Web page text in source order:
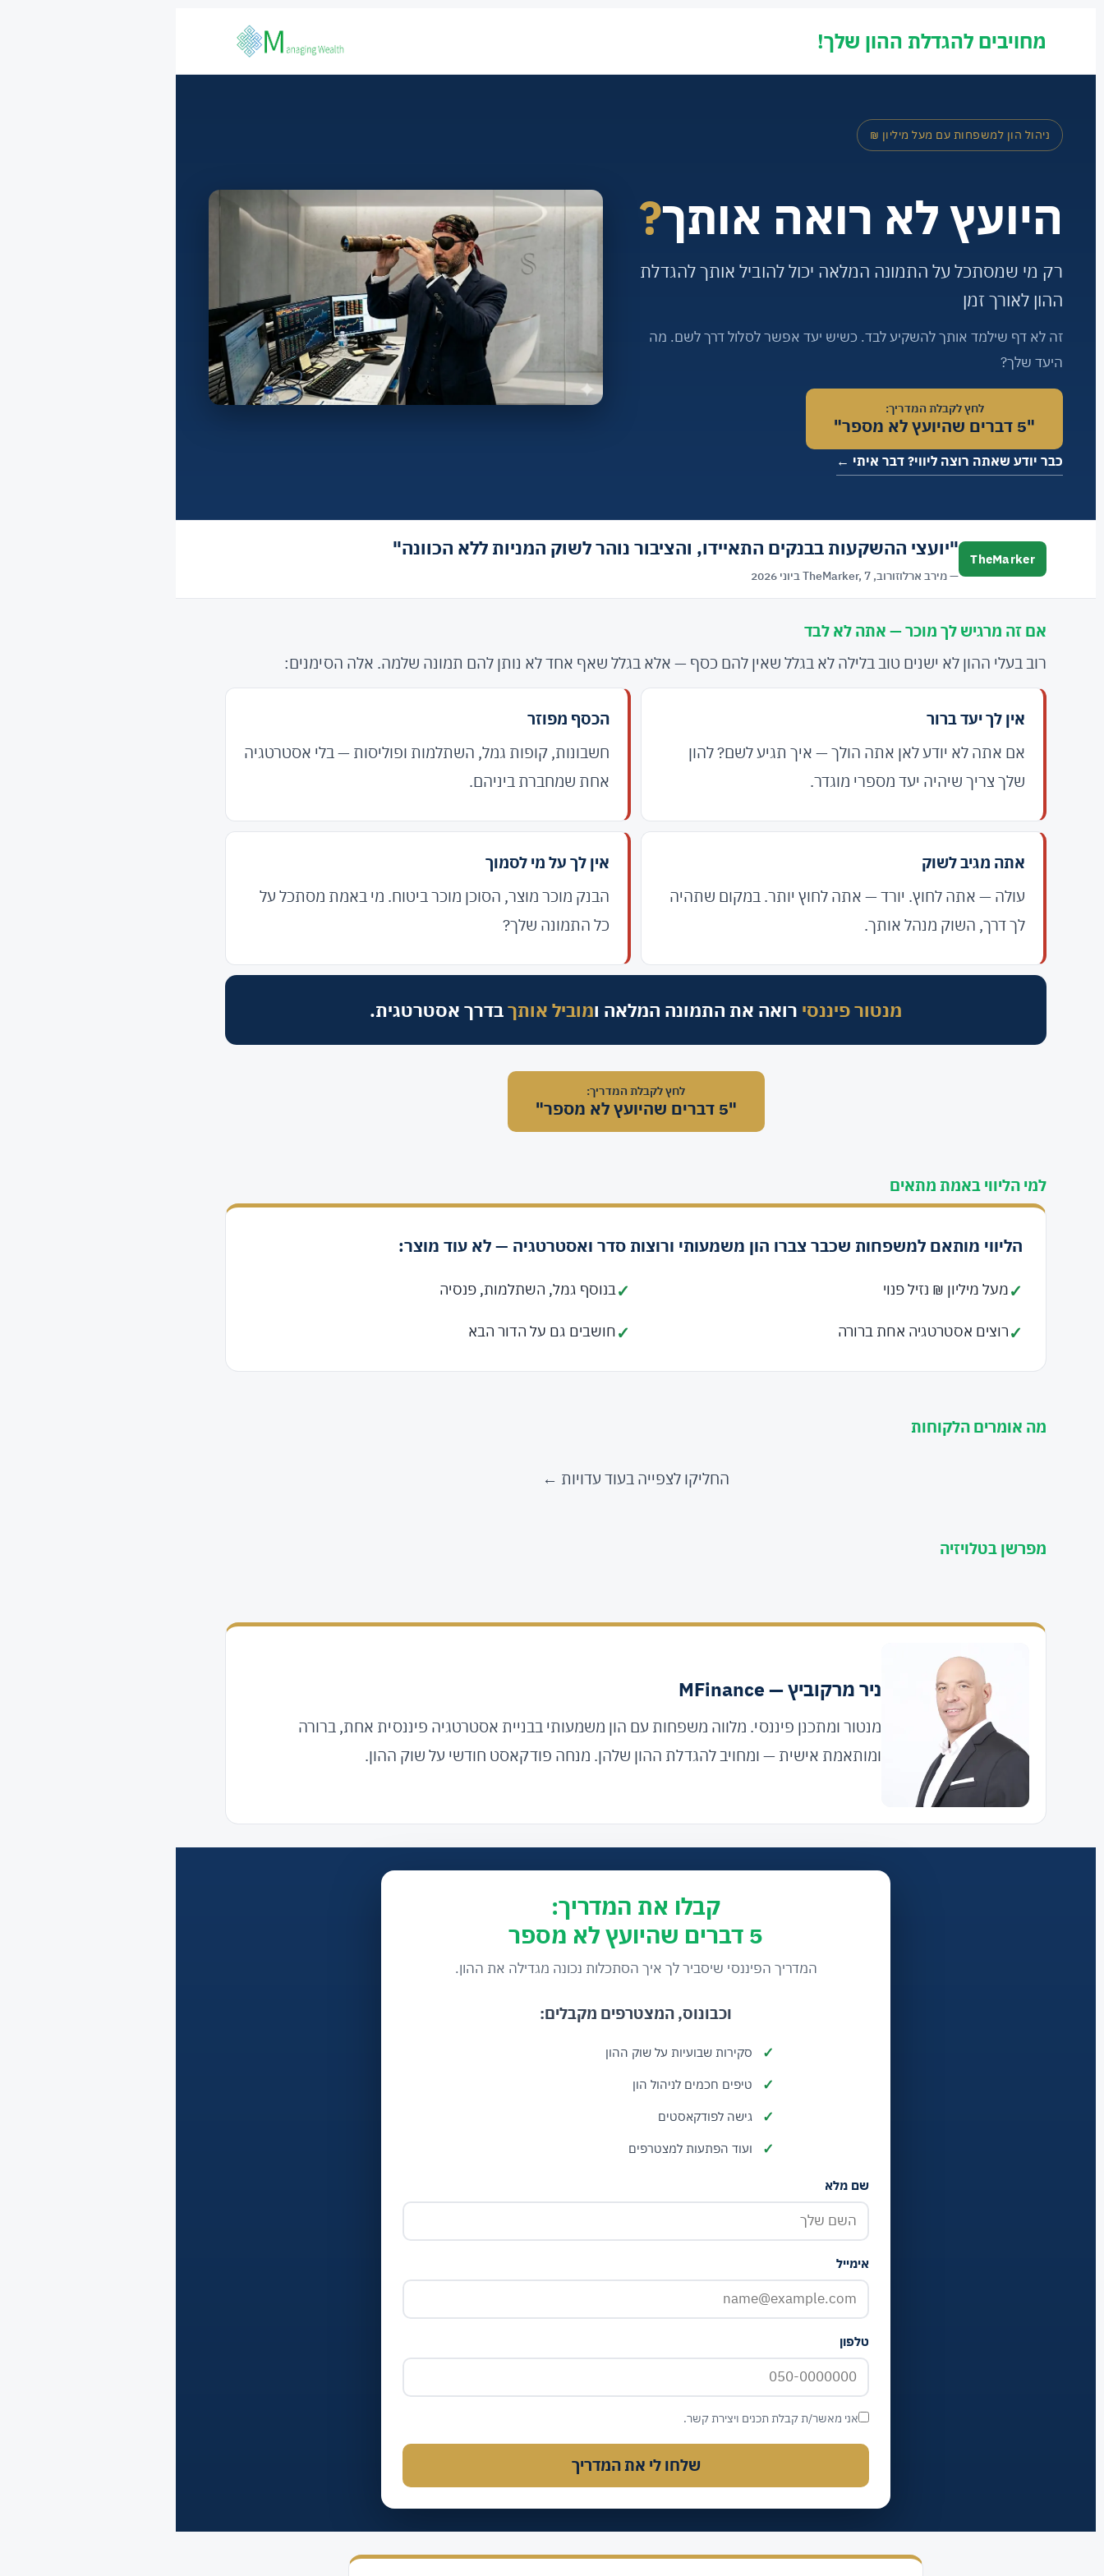
מחויבים להגדלת ההון שלך!
ניהול הון למשפחות עם מעל מיליון ₪
היועץ לא רואה אותך?
רק מי שמסתכל על התמונה המלאה יכול להוביל אותך להגדלת
ההון לאורך זמן
זה לא דף שילמד אותך להשקיע לבד. כשיש יעד אפשר לסלול דרך לשם. מה
היעד שלך?
לחץ לקבלת המדריך:
"5 דברים שהיועץ לא מספר"
כבר יודע שאתה רוצה ליווי? דבר איתי ←
TheMarker "יועצי ההשקעות בבנקים התאיידו, והציבור נוהר לשוק המניות ללא הכוונה"
— מירב ארלוזורוב, TheMarker, 7 ביוני 2026
אם זה מרגיש לך מוכר — אתה לא לבד
רוב בעלי ההון לא ישנים טוב בלילה לא בגלל שאין להם כסף — אלא בגלל שאף אחד לא נותן להם תמונה שלמה. אלה הסימנים:
אין לך יעד ברור
אם אתה לא יודע לאן אתה הולך — איך תגיע לשם? להון
שלך צריך שיהיה יעד מספרי מוגדר.
הכסף מפוזר
חשבונות, קופות גמל, השתלמות ופוליסות — בלי אסטרטגיה
אחת שמחברת ביניהם.
אתה מגיב לשוק
עולה — אתה לחוץ. יורד — אתה לחוץ יותר. במקום שתהיה
לך דרך, השוק מנהל אותך.
אין לך על מי לסמוך
הבנק מוכר מוצר, הסוכן מוכר ביטוח. מי באמת מסתכל על
כל התמונה שלך?
מנטור פיננסי רואה את התמונה המלאה ומוביל אותךבדרך אסטרטגית.
לחץ לקבלת המדריך:
"5 דברים שהיועץ לא מספר"
למי הליווי באמת מתאים
הליווי מותאם למשפחות שכבר צברו הון משמעותי ורוצות סדר ואסטרטגיה — לא עוד מוצר:
מעל מיליון ₪ נזיל פנוי בנוסף גמל, השתלמות, פנסיה
רוצים אסטרטגיה אחת ברורה חושבים גם על הדור הבא
מה אומרים הלקוחות
החליקו לצפייה בעוד עדויות ←
מפרשן בטלויזיה
ניר מרקוביץ — MFinance
מנטור ומתכנן פיננסי. מלווה משפחות עם הון משמעותי בבניית אסטרטגיה פיננסית אחת, ברורה
ומותאמת אישית — ומחויב להגדלת ההון שלהן. מנחה פודקאסט חודשי על שוק ההון.
קבלו את המדריך:
5 דברים שהיועץ לא מספר
המדריך הפיננסי שיסביר לך איך הסתכלות נכונה מגדילה את ההון.
וכבונוס, המצטרפים מקבלים:
סקירות שבועיות על שוק ההון
טיפים חכמים לניהול הון
גישה לפודקאסטים
ועוד הפתעות למצטרפים
שם מלא
אימייל
טלפון
אני מאשר/ת קבלת תכנים ויצירת קשר.
שלחו לי את המדריך